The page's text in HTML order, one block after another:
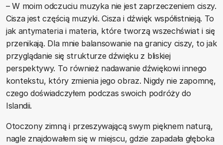
– W moim odczuciu muzyka nie jest zaprzeczeniem ciszy.
Cisza jest częścią muzyki. Cisza i dźwięk współistnieją. To
jak antymateria i materia, które tworzą wszechświat i się
przenikają. Dla mnie balansowanie na granicy ciszy, to jak
przyglądanie się strukturze dźwięku z bliskiej
perspektywy. To również nadawanie dźwiękowi innego
kontekstu, który zmienia jego obraz. Nigdy nie zapomnę,
czego doświadczyłem podczas swoich podróży do
Islandii.
Otoczony zimną i przeszywającą swym pięknem naturą,
nagle znajdowałem się w miejscu, gdzie zapadała głęboka